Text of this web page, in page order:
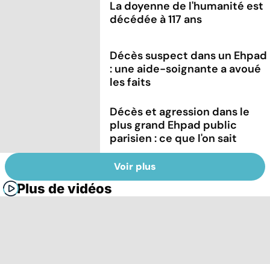
La doyenne de l'humanité est
décédée à 117 ans
Décès suspect dans un Ehpad
: une aide-soignante a avoué
les faits
Décès et agression dans le
plus grand Ehpad public
parisien : ce que l'on sait
Voir plus
Plus de vidéos